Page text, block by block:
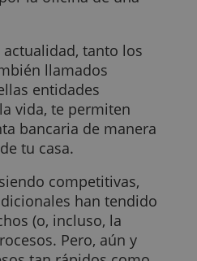
era absolutamente
por la oficina de una
actualidad, tanto los
llamados
entidades
la vida, te permiten
bancaria de
de tu casa.